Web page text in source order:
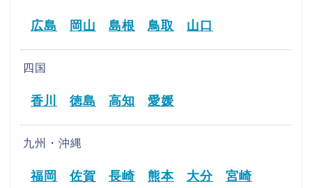
広島 岡山 島根 鳥取 山口
四国
香川 徳島 高知 愛媛
九州・沖縄
福岡 佐賀 長崎 熊本 大分 宮崎